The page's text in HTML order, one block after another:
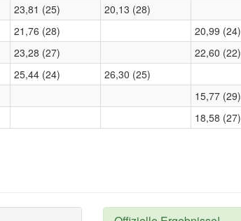
23,81 (25) 20,13 (28)
21,76 (28) 20,99 (24)
23,28 (27) 22,60 (22)
25,44 (24) 26,30 (25)
15,77 (29)
18,58 (27)